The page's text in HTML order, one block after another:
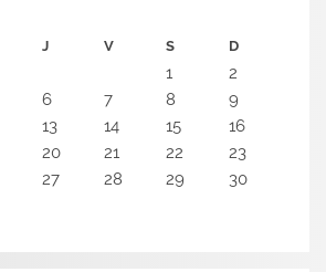
J V S D
1
2
6 7 8
9
13 14 15
16
20 21 22
23
27 28 29
30